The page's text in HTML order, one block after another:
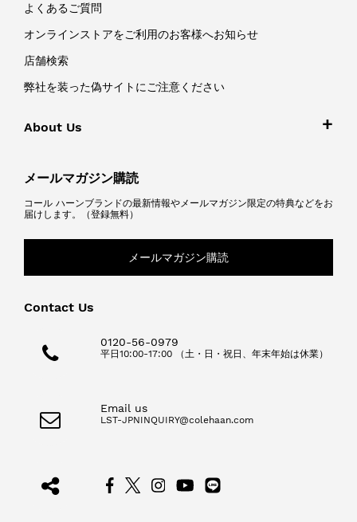
よくあるご質問
オンラインストアをご利用のお客様へお知らせ
店舗検索
弊社を装った偽サイトにご注意ください
About Us
メールマガジン購読
コール ハーンブランドの最新情報やメールマガジン限定の特典などをお
届けします。（登録無料）
メールマガジン購読
Contact Us
0120-56-0979
平日10:00-17:00 （土・日・祝日、年末年始は休業）
Email us
LST-JPNINQUIRY@colehaan.com